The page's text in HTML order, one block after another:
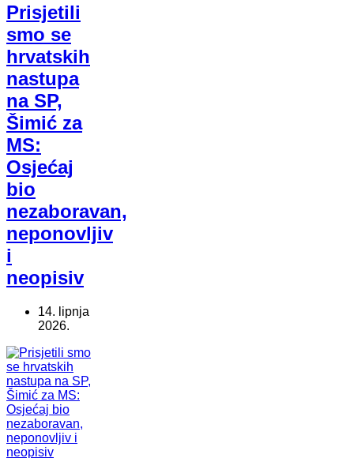
Prisjetili
smo se
hrvatskih
nastupa
na SP,
Šimić za
MS:
Osjećaj
bio
nezaboravan,
neponovljiv
i
neopisiv
14. lipnja
2026.